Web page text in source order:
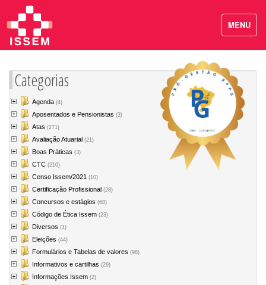
Categorias
Agenda (4)
Aposentados e Pensionistas (3)
Atas (271)
Avaliação Atuarial (21)
Boas Práticas (3)
CTC (210)
Censo Issem/2021 (10)
Certificação Profissional (28)
Concursos e estágios (68)
Código de Ética Issem (23)
Diversos (1)
Eleições (44)
Formulários e Tabelas de valores (98)
Informativos e cartilhas (29)
Informações Issem (2)
MENU